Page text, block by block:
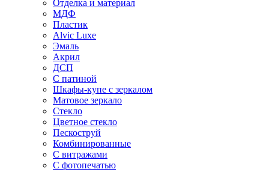
Отделка и материал
МДФ
Пластик
Alvic Luxe
Эмаль
Акрил
ДСП
С патиной
Шкафы-купе с зеркалом
Матовое зеркало
Стекло
Цветное стекло
Пескоструй
Комбинированные
С витражами
С фотопечатью